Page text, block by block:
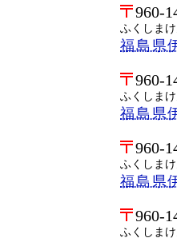
960-
ふくしま
福島県
960-
ふくしま
福島県
960-
ふくしま
福島県
960-
ふくしま